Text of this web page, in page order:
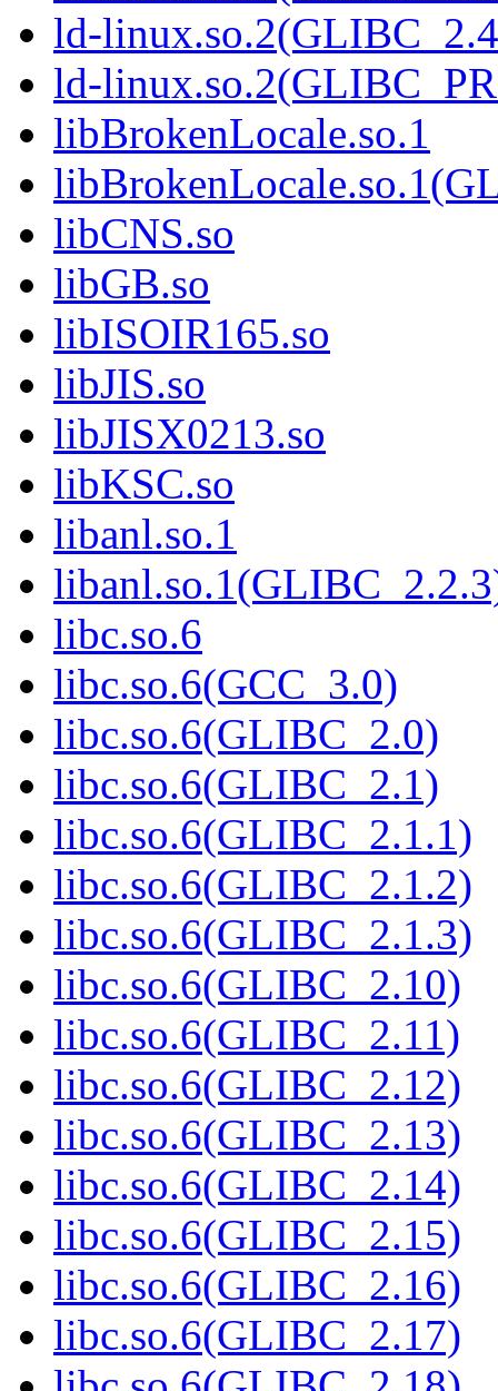
ld-
ld-
libBrokenLocale.so.1
libCNS.so
libGB.so
libISOIR165.so
libJIS.so
libJISX0213.so
libKSC.so
libanl.so.1
libc.so.6
libc.so.6(GCC_3.0)
libc.so.6(GLIBC_2.0)
libc.so.6(GLIBC_2.1)
libc.so.6(GLIBC_2.1.1)
libc.so.6(GLIBC_2.1.2)
libc.so.6(GLIBC_2.1.3)
libc.so.6(GLIBC_2.10)
libc.so.6(GLIBC_2.11)
libc.so.6(GLIBC_2.12)
libc.so.6(GLIBC_2.13)
libc.so.6(GLIBC_2.14)
libc.so.6(GLIBC_2.15)
libc.so.6(GLIBC_2.16)
libc.so.6(GLIBC_2.17)